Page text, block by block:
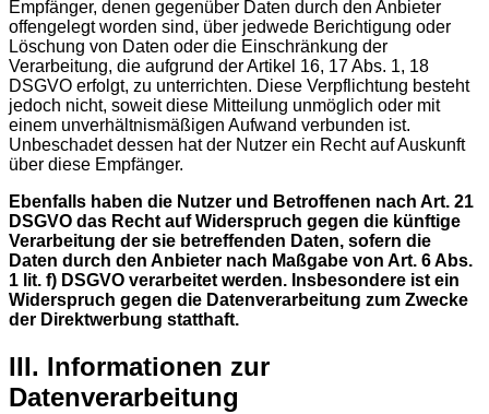
Empfänger, denen gegenüber Daten durch den Anbieter
offengelegt worden sind, über jedwede Berichtigung oder
Löschung von Daten oder die Einschränkung der
Verarbeitung, die aufgrund der Artikel 16, 17 Abs. 1, 18
DSGVO erfolgt, zu unterrichten. Diese Verpflichtung besteht
jedoch nicht, soweit diese Mitteilung unmöglich oder mit
einem unverhältnismäßigen Aufwand verbunden ist.
Unbeschadet dessen hat der Nutzer ein Recht auf Auskunft
über diese Empfänger.
Ebenfalls haben die Nutzer und Betroffenen nach Art. 21
DSGVO das Recht auf Widerspruch gegen die künftige
Verarbeitung der sie betreffenden Daten, sofern die
Daten durch den Anbieter nach Maßgabe von Art. 6 Abs.
1 lit. f) DSGVO verarbeitet werden. Insbesondere ist ein
Widerspruch gegen die Datenverarbeitung zum Zwecke
der Direktwerbung statthaft.
III. Informationen zur
Datenverarbeitung